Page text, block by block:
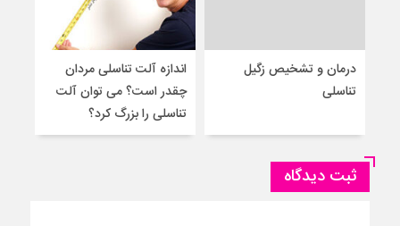
درمان و تشخیص زگیل
تناسلی
اندازه آلت تناسلی مردان
چقدر است؟ می توان آلت
تناسلی را بزرگ کرد؟
ثبت دیدگاه